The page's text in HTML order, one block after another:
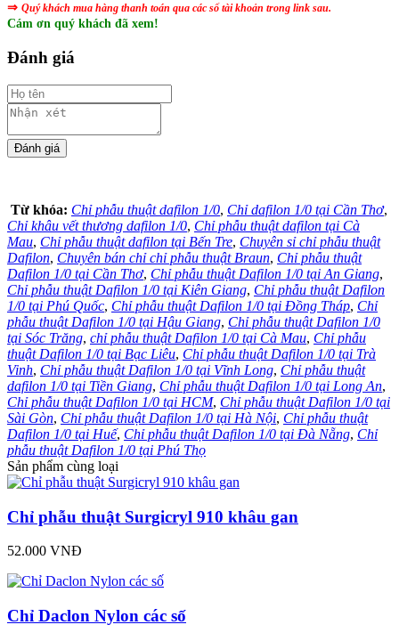
⇒ Quý khách mua hàng thanh toán qua các số tài khoản trong link sau.
Cám ơn quý khách đã xem!
Đánh giá
Từ khóa: Chỉ phẫu thuật dafilon 1/0, Chỉ dafilon 1/0 tại Cần Thơ,
Chỉ khâu vết thương dafilon 1/0, Chỉ phẫu thuật dafilon tại Cà
Mau, Chỉ phẫu thuật dafilon tại Bến Tre, Chuyên sỉ chỉ phẫu thuật
Dafilon, Chuyên bán chỉ chỉ phẫu thuật Braun, Chỉ phẫu thuật
Dafilon 1/0 tại Cần Thơ, Chỉ phẫu thuật Dafilon 1/0 tại An Giang,
Chỉ phẫu thuật Dafilon 1/0 tại Kiên Giang, Chỉ phẫu thuật Dafilon
1/0 tại Phú Quốc, Chỉ phẫu thuật Dafilon 1/0 tại Đồng Tháp, Chỉ
phẫu thuật Dafilon 1/0 tại Hậu Giang, Chỉ phẫu thuật Dafilon 1/0
tại Sóc Trăng, chỉ phẫu thuật Dafilon 1/0 tại Cà Mau, Chỉ phẫu
thuật Dafilon 1/0 tại Bạc Liêu, Chỉ phẫu thuật Dafilon 1/0 tại Trà
Vinh, Chỉ phẫu thuật Dafilon 1/0 tại Vĩnh Long, Chỉ phẫu thuật
dafilon 1/0 tại Tiền Giang, Chỉ phẫu thuật Dafilon 1/0 tại Long An,
Chỉ phẫu thuật Dafilon 1/0 tại HCM, Chỉ phẫu thuật Dafilon 1/0 tại
Sài Gòn, Chỉ phẫu thuật Dafilon 1/0 tại Hà Nội, Chỉ phẫu thuật
Dafilon 1/0 tại Huế, Chỉ phẫu thuật Dafilon 1/0 tại Đà Nẵng, Chỉ
phẫu thuật Dafilon 1/0 tại Phú Thọ
Sản phẩm cùng loại
Chỉ phẫu thuật Surgicryl 910 khâu gan
52.000 VNĐ
Chỉ Daclon Nylon các số